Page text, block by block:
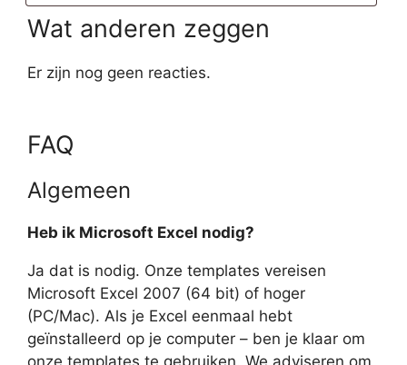
Wat anderen zeggen
Er zijn nog geen reacties.
FAQ
Algemeen
Heb ik Microsoft Excel nodig?
Ja dat is nodig. Onze templates vereisen
Microsoft Excel 2007 (64 bit) of hoger
(PC/Mac). Als je Excel eenmaal hebt
geïnstalleerd op je computer – ben je klaar om
onze templates te gebruiken. We adviseren om